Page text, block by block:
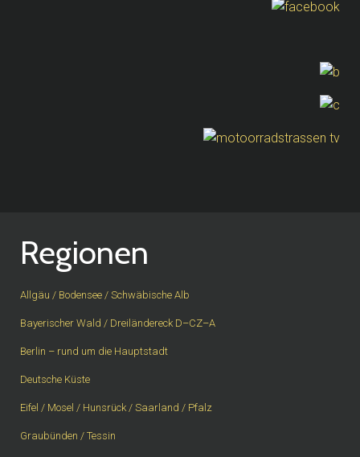
Regionen
Allgäu / Bodensee / Schwäbische Alb
Bayerischer Wald / Dreiländereck D–CZ–A
Berlin – rund um die Hauptstadt
Deutsche Küste
Eifel / Mosel / Hunsrück / Saarland / Pfalz
Graubünden / Tessin